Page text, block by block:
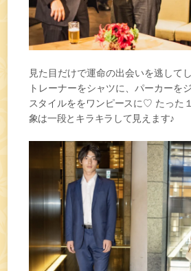
見た目だけで運命の出会いを逃して
トレーナーをシャツに、パーカーを
スタイルををワンピースに♡ たった
象は一段とキラキラして見えます♪